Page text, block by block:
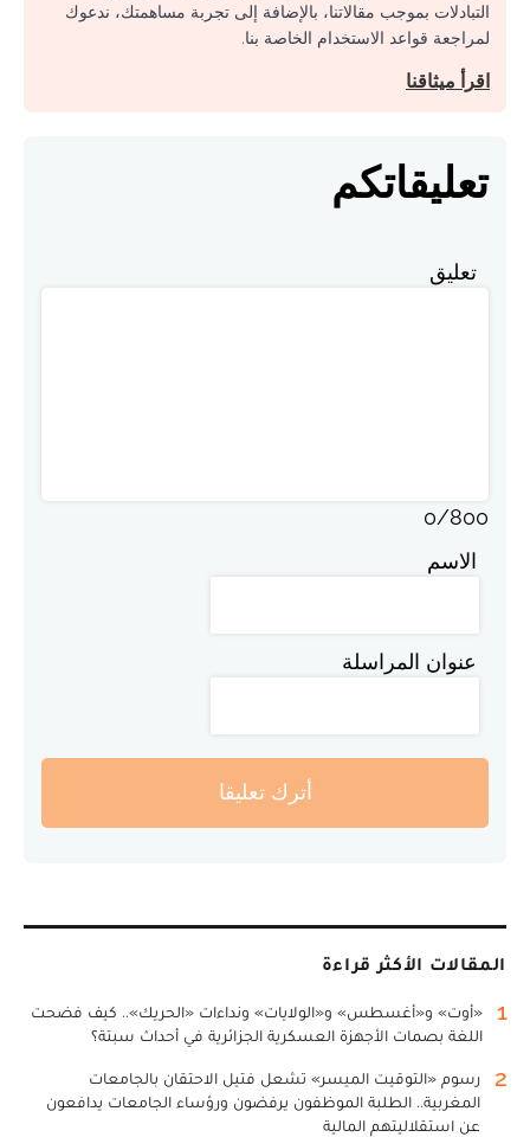
التبادلات بموجب مقالاتنا، بالإضافة إلى تجربة مساهمتك، ندعوك
لمراجعة قواعد الاستخدام الخاصة بنا.
اقرأ ميثاقنا
تعليقاتكم
تعليق
0/800
الاسم
عنوان المراسلة
أترك تعليقا
المقالات الأكثر قراءة
1
«أوت» و«أغسطس» و«الولايات» ونداءات «الحريك».. كيف فضحت
اللغة بصمات الأجهزة العسكرية الجزائرية في أحداث سبتة؟
2
رسوم «التوقيت الميسر» تشعل فتيل الاحتقان بالجامعات
المغربية.. الطلبة الموظفون يرفضون ورؤساء الجامعات يدافعون
عن استقلاليتهم المالية